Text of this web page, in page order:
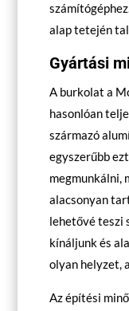
alap tetején
Gyártási
A burkolat a
hasonlóan
származó
egyszerűbb
megmunkálni,
alacsonyan
lehetővé teszi
kínáljunk és
olyan helyzet,
Az építési